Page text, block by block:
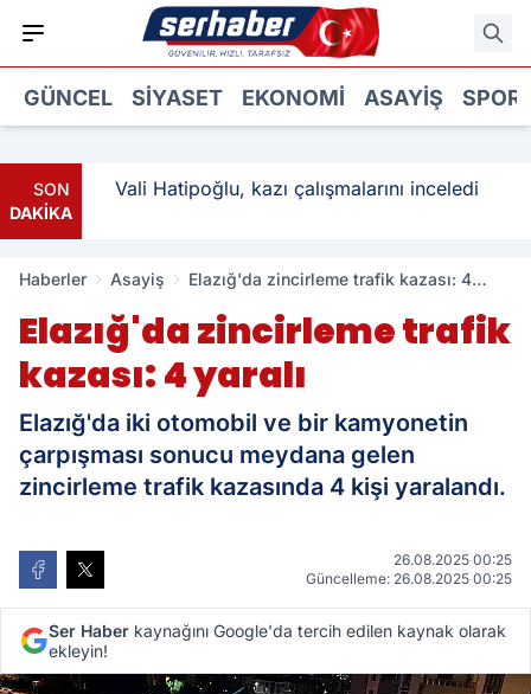
GÜNCEL SIYASET EKONOMI ASAYIŞ SPOR
SON
DAKİKA
Vali Hatipoğlu, kazı çalışmalarını inceledi
Haberler Asayiş
Elazığ'da zincirleme trafik kazası: 4
Elazığ'da zincirleme trafik
kazası: 4 yaralı
Elazığ'da iki otomobil ve bir kamyonetin
çarpışması sonucu meydana gelen
zincirleme trafik kazasında 4 kişi yaralandı.
26.08.2025 00:25
Güncelleme: 26.08.2025 00:25
Ser Haber kaynağını Google'da tercih edilen kaynak olarak
ekleyin!